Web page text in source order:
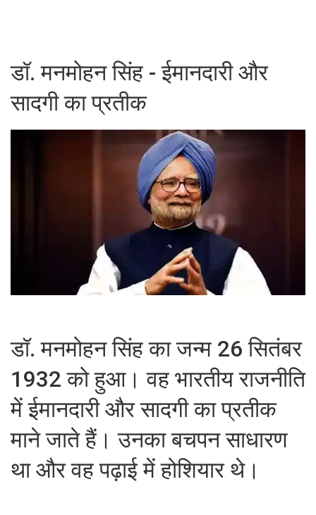
डॉ. मनमोहन सिंह - ईमानदारी और
सादगी का प्रतीक
डॉ. मनमोहन सिंह का जन्म 26 सितंबर
1932 को हुआ। वह भारतीय राजनीति
में ईमानदारी और सादगी का प्रतीक
माने जाते हैं। उनका बचपन साधारण
था और वह पढ़ाई में होशियार थे।